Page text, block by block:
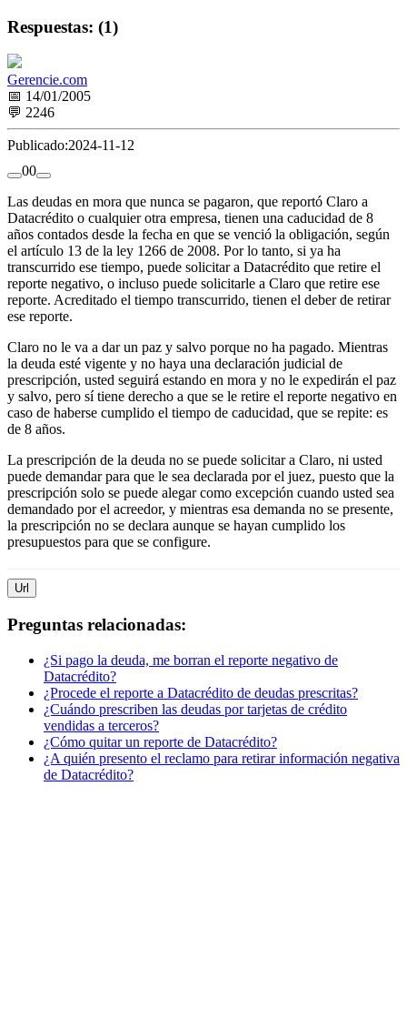
Respuestas: (1)
Gerencie.com
📅 14/01/2005
💬 2246
Publicado:2024-11-12
00
Las deudas en mora que nunca se pagaron, que reportó Claro a
Datacrédito o cualquier otra empresa, tienen una caducidad de 8
años contados desde la fecha en que se venció la obligación, según
el artículo 13 de la ley 1266 de 2008. Por lo tanto, si ya ha
transcurrido ese tiempo, puede solicitar a Datacrédito que retire el
reporte negativo, o incluso puede solicitarle a Claro que retire ese
reporte. Acreditado el tiempo transcurrido, tienen el deber de retirar
ese reporte.
Claro no le va a dar un paz y salvo porque no ha pagado. Mientras
la deuda esté vigente y no haya una declaración judicial de
prescripción, usted seguirá estando en mora y no le expedirán el paz
y salvo, pero sí tiene derecho a que se le retire el reporte negativo en
caso de haberse cumplido el tiempo de caducidad, que se repite: es
de 8 años.
La prescripción de la deuda no se puede solicitar a Claro, ni usted
puede demandar para que le sea declarada por el juez, puesto que la
prescripción solo se puede alegar como excepción cuando usted sea
demandado por el acreedor, y mientras esa demanda no se presente,
la prescripción no se declara aunque se hayan cumplido los
presupuestos para que se configure.
Url
Preguntas relacionadas:
¿Si pago la deuda, me borran el reporte negativo de
Datacrédito?
¿Procede el reporte a Datacrédito de deudas prescritas?
¿Cuándo prescriben las deudas por tarjetas de crédito
vendidas a terceros?
¿Cómo quitar un reporte de Datacrédito?
¿A quién presento el reclamo para retirar información negativa
de Datacrédito?